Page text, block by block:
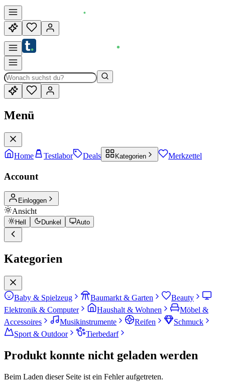
Menü
Home Testlabor Deals Kategorien Merkzettel
Account
Einloggen
Ansicht
Hell Dunkel Auto
Kategorien
Baby & Spielzeug Baumarkt & Garten
Beauty
Elektronik & Computer
Haushalt & Wohnen
Möbel &
Accessoires
Musikinstrumente Reifen
Schmuck
Sport & Outdoor
Tierbedarf
Produkt konnte nicht geladen werden
Beim Laden dieser Seite ist ein Fehler aufgetreten.